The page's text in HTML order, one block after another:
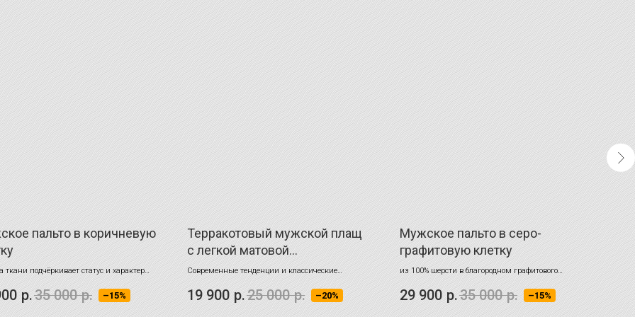
пальто в коричневую
ткани подчёркивает статус и характер
р.35 000 р. –15%
Терракотовый мужской плащ
с легкой матовой
поверхностью
Современные тенденции и классические
элементы
19 900 р.25 000 р. –20%
Мужское пальто в серо-
графитовую клетку
из 100% шерсти в благородном графитового
оттенке
29 900 р.35 000 р. –15% 25